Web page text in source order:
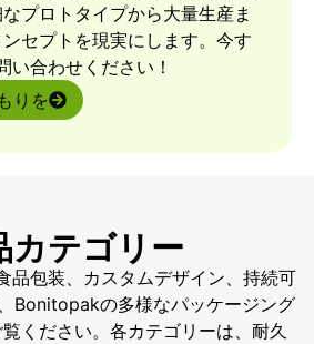
プロトタイプから大量生産ま
セプトを現実にします。今す
い合わせください！
りを
カテゴリー
品包装、カスタムデザイン、持続可
Bonitopakの多様なパッケージング
ください。各カテゴリーは、耐久